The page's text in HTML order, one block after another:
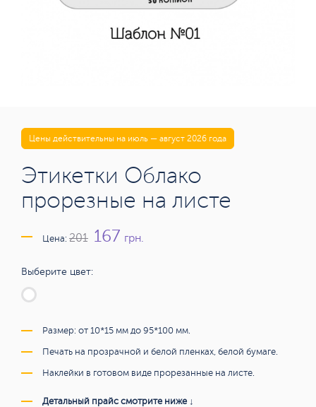
Цены действительны на июль — август 2026 года
Этикетки Облако
прорезные на листе
Цена: 201 167 грн.
Выберите цвет:
Размер: от 10*15 мм до 95*100 мм.
Печать на прозрачной и белой пленках, белой бумаге.
Наклейки в готовом виде прорезанные на листе.
Детальный прайс смотрите ниже ↓